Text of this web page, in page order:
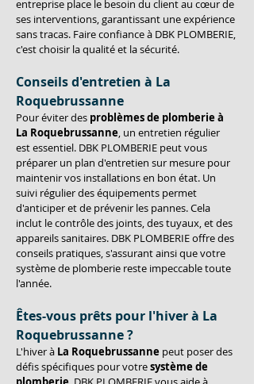
entreprise place le besoin du client au cœur de
ses interventions, garantissant une expérience
sans tracas. Faire confiance à DBK PLOMBERIE,
c'est choisir la qualité et la sécurité.
Conseils d'entretien à La
Roquebrussanne
Pour éviter des problèmes de plomberie à
La Roquebrussanne, un entretien régulier
est essentiel. DBK PLOMBERIE peut vous
préparer un plan d'entretien sur mesure pour
maintenir vos installations en bon état. Un
suivi régulier des équipements permet
d'anticiper et de prévenir les pannes. Cela
inclut le contrôle des joints, des tuyaux, et des
appareils sanitaires. DBK PLOMBERIE offre des
conseils pratiques, s'assurant ainsi que votre
système de plomberie reste impeccable toute
l'année.
Êtes-vous prêts pour l'hiver à La
Roquebrussanne ?
L'hiver à La Roquebrussanne peut poser des
défis spécifiques pour votre système de